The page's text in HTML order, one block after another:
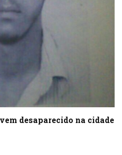
desaparecido na cidade